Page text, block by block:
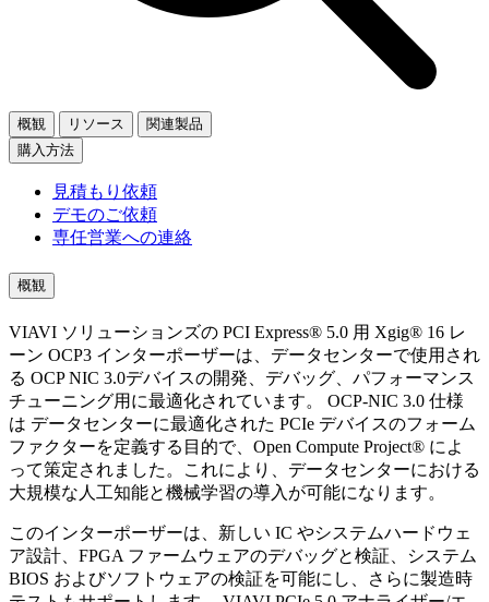
概観 リソース
関連製品
購入方法
見積もり依頼
デモのご依頼
専任営業への連絡
概観
VIAVI ソリューションズの PCI Express® 5.0 用 Xgig® 16 レ
ーン OCP3 インターポーザーは、データセンターで使用され
る OCP NIC 3.0デバイスの開発、デバッグ、パフォーマンス
チューニング用に最適化されています。 OCP-NIC 3.0 仕様
は データセンターに最適化された PCIe デバイスのフォーム
ファクターを定義する目的で、Open Compute Project® によ
って策定されました。これにより、データセンターにおける
大規模な人工知能と機械学習の導入が可能になります。
このインターポーザーは、新しい IC やシステムハードウェ
ア設計、FPGA ファームウェアのデバッグと検証、システム
BIOS およびソフトウェアの検証を可能にし、さらに製造時